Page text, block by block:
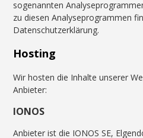
sogenannten
zu diesen Analyseprogrammen
Datenschutzerklärung.
Hosting
Wir hosten die Inhalte unserer
Anbieter:
IONOS
Anbieter ist die IONOS SE,